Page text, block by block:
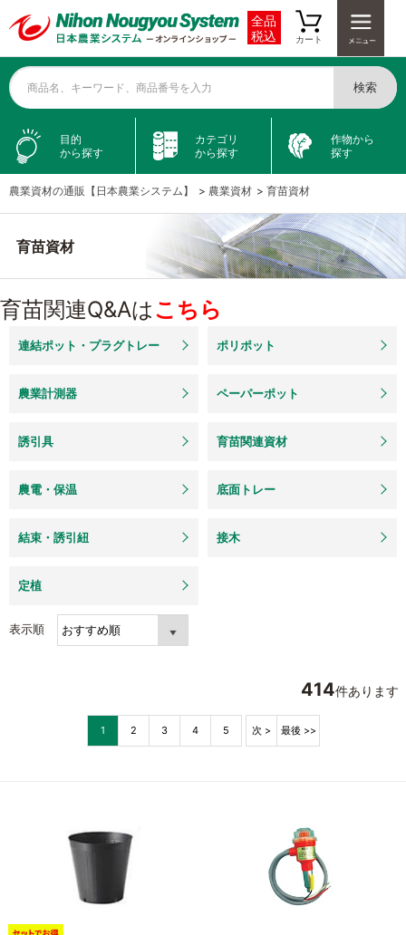
全品
税込
カート
商品名、キーワード、商品番号を入力 検索
目的
から探す
カテゴリ
から探す
作物から
探す
農業資材の通販【日本農業システム】 > 農業資材 > 育苗資材
育苗資材
育苗関連Q&Aはこちら
連結ポット・プラグトレー ポリポット
農業計測器 ペーパーポット
誘引具 育苗関連資材
農電・保温 底面トレー
結束・誘引紐 接木
定植
表示順
414件あります
1 2 3 4 5 次 > 最後 >>